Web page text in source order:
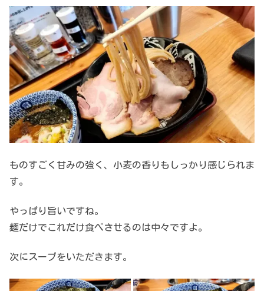
ものすごく甘みの強く、小麦の香りもしっかり感じられま
す。
やっぱり旨いですね。
麺だけでこれだけ食べさせるのは中々ですよ。
次にスープをいただきます。